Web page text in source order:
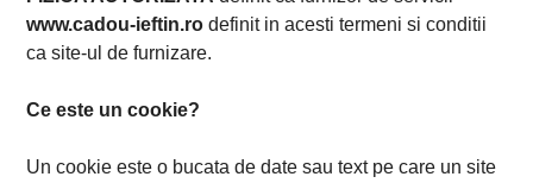
www.cadou-ieftin.ro definit in acesti termeni si conditii
ca site-ul de furnizare.
Ce este un cookie?
Un cookie este o bucata de date sau text pe care un site